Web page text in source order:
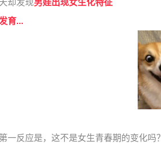
却发现男娃出现女生化特征
育...
一反应是， 这不是女生青春期的变化吗？